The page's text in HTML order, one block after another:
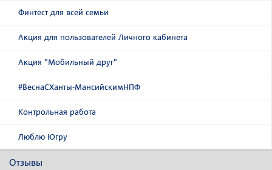
Финтест для всей семьи
Акция для пользователей Личного кабинета
Акция "Мобильный друг"
#ВеснаСХанты-МансийскимНПФ
Контрольная работа
Люблю Югру
Отзывы